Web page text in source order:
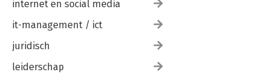
internet en social media
it-management / ict
juridisch
leiderschap